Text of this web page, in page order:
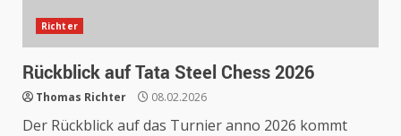
Richter
Rückblick auf Tata Steel Chess 2026
Thomas Richter 08.02.2026
Der Rückblick auf das Turnier anno 2026 kommt